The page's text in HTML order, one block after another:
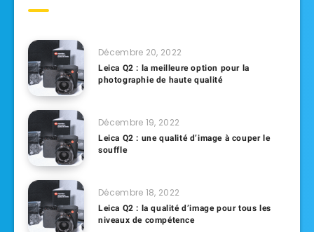
Décembre 20, 2022
Leica Q2 : la meilleure option pour la
photographie de haute qualité
Décembre 19, 2022
Leica Q2 : une qualité d’image à couper le
souffle
Décembre 18, 2022
Leica Q2 : la qualité d’image pour tous les
niveaux de compétence